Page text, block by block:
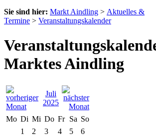
Sie sind hier: Markt Aindling > Aktuelles &
Termine > Veranstaltungskalender
Marktes Aindling
Juli
2025
Mo Di Mi Do Fr Sa So
1
2 3 4 5
6